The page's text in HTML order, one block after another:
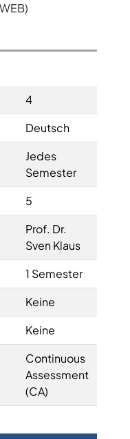
4
Deutsch
Jedes
Semester
5
Prof. Dr.
Sven Klaus
1 Semester
Keine
Keine
Continuous
Assessment
(CA)